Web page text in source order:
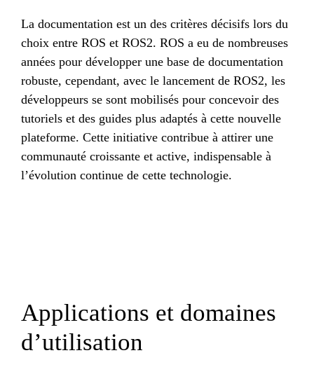
La documentation est un des critères décisifs lors du
choix entre ROS et ROS2. ROS a eu de nombreuses
années pour développer une base de documentation
robuste, cependant, avec le lancement de ROS2, les
développeurs se sont mobilisés pour concevoir des
tutoriels et des guides plus adaptés à cette nouvelle
plateforme. Cette initiative contribue à attirer une
communauté croissante et active, indispensable à
l’évolution continue de cette technologie.
Applications et domaines
d’utilisation